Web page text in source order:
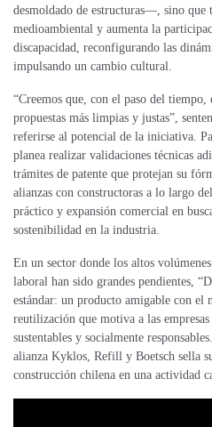
desmoldado de estructuras—, sino que
medioambiental y aumenta la
discapacidad, reconfigurando las
impulsando un cambio cultural.
“Creemos que, con el paso del
propuestas más limpias y justas”,
referirse al potencial de la iniciativa.
planea realizar validaciones técnicas
trámites de patente que protejan su
alianzas con constructoras a lo largo
práctico y expansión comercial en
sostenibilidad en la industria.
En un sector donde los altos
laboral han sido grandes pendientes,
estándar: un producto amigable con el
reutilización que motiva a las empresas
sustentables y socialmente
alianza Kyklos, Refill y Boetsch sella
construcción chilena en una actividad